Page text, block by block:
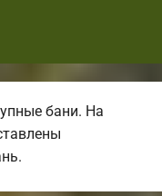
бани. На